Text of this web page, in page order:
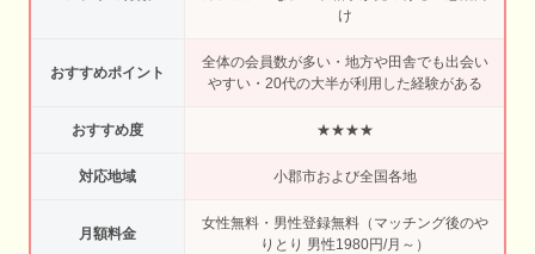
け
おすすめポイント
全体の会員数が多い・地方や田舎でも出会い
やすい・20代の大半が利用した経験がある
おすすめ度 ★★★★
対応地域 小郡市および全国各地
月額料金
女性無料・男性登録無料（マッチング後のや
りとり 男性1980円/月～）